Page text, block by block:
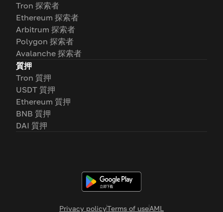
Privacy policyTerms of useAML
Tron 探索者
Ethereum 探索者
Arbitrum 探索者
Polygon 探索者
Avalanche 探索者
質押
Tron 質押
USDT 質押
Ethereum 質押
BNB 質押
DAI 質押